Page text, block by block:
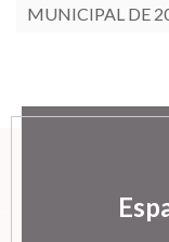
MUNICIPAL DE